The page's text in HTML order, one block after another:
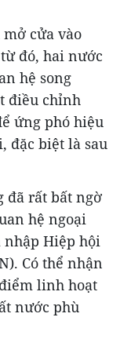
cửa vào
đó, hai nước
hệ song
điều chỉnh
ứng phó hiệu
đặc biệt là sau
đã rất bất ngờ
hệ ngoại
nhập Hiệp hội
Có thể nhận
linh hoạt
nước phù